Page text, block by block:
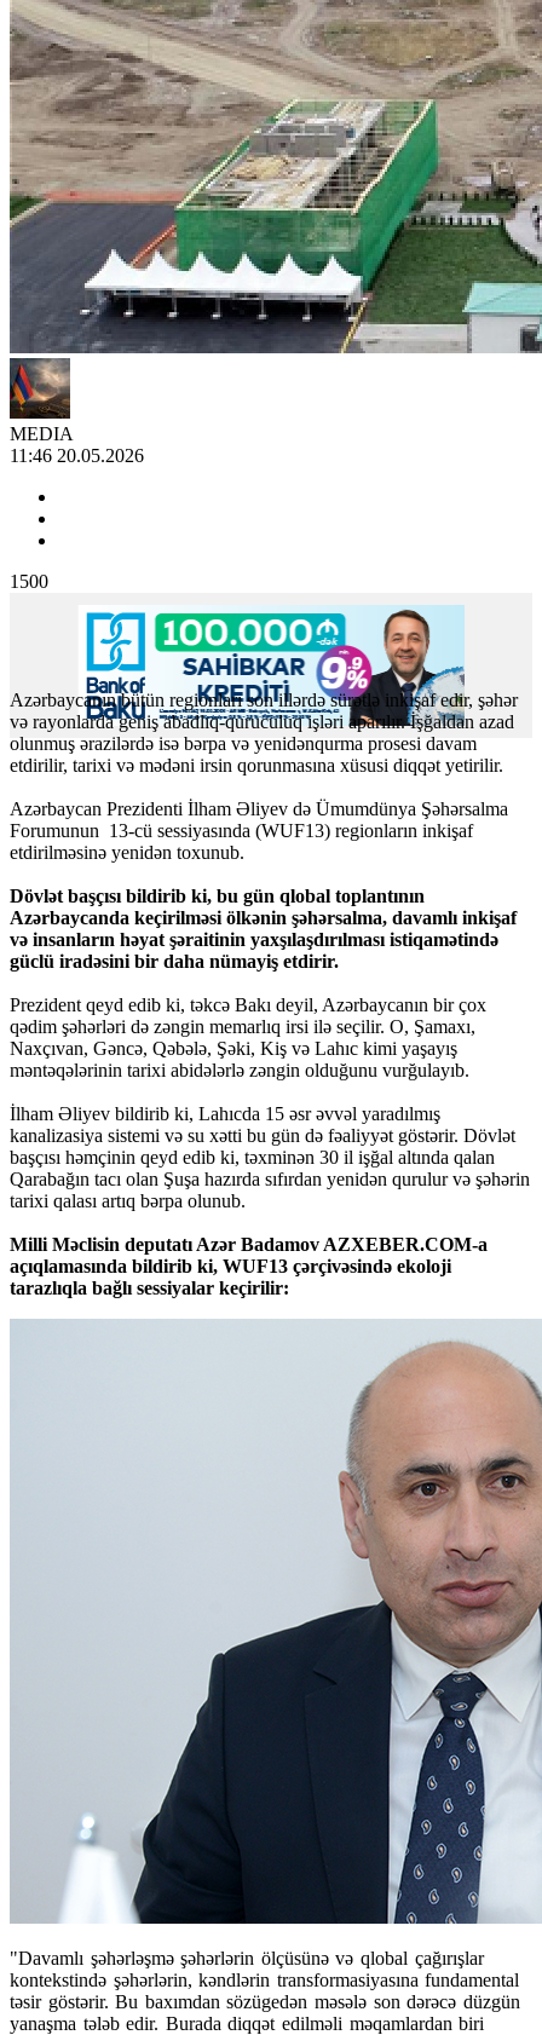
MEDIA
11:46 20.05.2026
1500
Azərbaycanın bütün regionları son illərdə sürətlə inkişaf edir, şəhər
və rayonlarda geniş abadlıq-quruculuq işləri aparılır. İşğaldan azad
olunmuş ərazilərdə isə bərpa və yenidənqurma prosesi davam
etdirilir, tarixi və mədəni irsin qorunmasına xüsusi diqqət yetirilir.
Azərbaycan Prezidenti İlham Əliyev də Ümumdünya Şəhərsalma
Forumunun 13-cü sessiyasında (WUF13) regionların inkişaf
etdirilməsinə yenidən toxunub.
Dövlət başçısı bildirib ki, bu gün qlobal toplantının
Azərbaycanda keçirilməsi ölkənin şəhərsalma, davamlı inkişaf
və insanların həyat şəraitinin yaxşılaşdırılması istiqamətində
güclü iradəsini bir daha nümayiş etdirir.
Prezident qeyd edib ki, təkcə Bakı deyil, Azərbaycanın bir çox
qədim şəhərləri də zəngin memarlıq irsi ilə seçilir. O, Şamaxı,
Naxçıvan, Gəncə, Qəbələ, Şəki, Kiş və Lahıc kimi yaşayış
məntəqələrinin tarixi abidələrlə zəngin olduğunu vurğulayıb.
İlham Əliyev bildirib ki, Lahıcda 15 əsr əvvəl yaradılmış
kanalizasiya sistemi və su xətti bu gün də fəaliyyət göstərir. Dövlət
başçısı həmçinin qeyd edib ki, təxminən 30 il işğal altında qalan
Qarabağın tacı olan Şuşa hazırda sıfırdan yenidən qurulur və şəhərin
tarixi qalası artıq bərpa olunub.
Milli Məclisin deputatı Azər Badamov AZXEBER.COM-a
açıqlamasında bildirib ki, WUF13 çərçivəsində ekoloji
tarazlıqla bağlı sessiyalar keçirilir:
"Davamlı şəhərləşmə şəhərlərin ölçüsünə və qlobal çağırışlar
kontekstində şəhərlərin, kəndlərin transformasiyasına fundamental
təsir göstərir. Bu baxımdan sözügedən məsələ son dərəcə düzgün
yanaşma tələb edir. Burada diqqət edilməli məqamlardan biri